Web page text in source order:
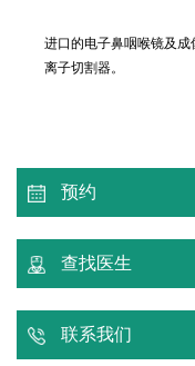
进口的电子鼻咽喉镜及
离子切割器。
预约
查找医生
联系我们